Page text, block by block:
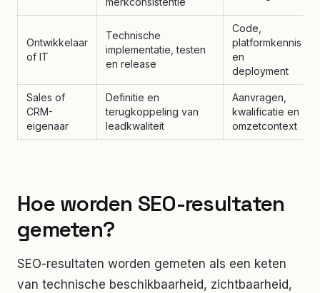
Ontwikkelaar
of IT
Technische
implementatie, testen
en release
Code,
platformkennis
en
deployment
Sales of
CRM-
eigenaar
Definitie en
terugkoppeling van
leadkwaliteit
Aanvragen,
kwalificatie en
omzetcontext
Hoe worden SEO-resultaten
gemeten?
SEO-resultaten worden gemeten als een keten
van technische beschikbaarheid, zichtbaarheid,